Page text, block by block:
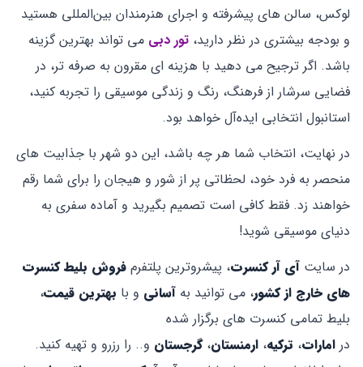
لوکس، سالن ‌های پیشرفته و اجرای هنرمندان بین‌المللی هستید
و بودجه بیشتری در نظر دارید، تور دبی می ‌تواند بهترین گزینه
باشد. اگر ترجیح می ‌دهید با هزینه ‌ای مقرون ‌به ‌صرفه ‌تر، در
فضایی سرشار از فرهنگ، رنگ و زندگی موسیقی را تجربه کنید،
استانبول انتخابی ایده‌آل خواهد بود.
در نهایت، انتخاب شما هر چه باشد، این دو شهر با جذابیت‌ های
منحصر به ‌فرد خود، لحظاتی پر از شور و هیجان را برای شما رقم
خواهند زد. فقط کافی است تصمیم بگیرید و آماده سفری به
دنیای موسیقی شوید!
در سایت آی آر کنسرت، پیشروترین پلتفرم فروش بلیط کنسرت
های خارج از کشور، می توانید به آسانی و با بهترین قیمت،
بلیط تمامی کنسرت های برگزار شده
در امارات، ترکیه، ارمنستان،گرجستان و.. را رزرو و تهیه کنید.